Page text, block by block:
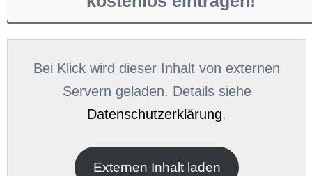
Bei Klick wird dieser Inhalt von externen
Servern geladen. Details siehe
Datenschutzerklärung.
Externen Inhalt laden